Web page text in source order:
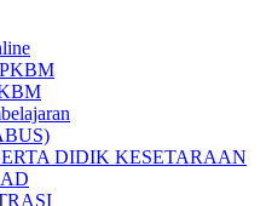
DIDIK KESETARAAN